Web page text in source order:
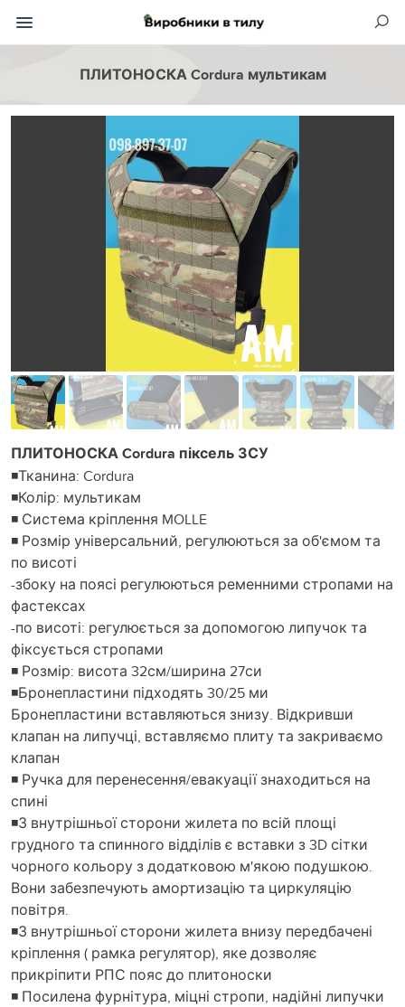
ПЛИТОНОСКА Cordura мультикам
ПЛИТОНОСКА Cordura піксель ЗСУ
◾Тканина: Cordura
◾Колір: мультикам
◾ Система кріплення MOLLE
◾ Розмір універсальний, регулюються за об'ємом та
по висоті
-збоку на поясі регулюються ременними стропами на
фастексах
-по висоті: регулюється за допомогою липучок та
фіксується стропами
◾ Розмір: висота 32см/ширина 27си
◾Бронепластини підходять 30/25 ми
Бронепластини вставляються знизу. Відкривши
клапан на липучці, вставляємо плиту та закриваємо
клапан
◾ Ручка для перенесення/евакуації знаходиться на
спині
◾З внутрішньої сторони жилета по всій площі
грудного та спинного відділів є вставки з 3D сітки
чорного кольору з додатковою м'якою подушкою.
Вони забезпечують амортизацію та циркуляцію
повітря.
◾З внутрішньої сторони жилета внизу передбачені
кріплення ( рамка регулятор), яке дозволяє
прикріпити РПС пояс до плитоноски
◾ Посилена фурнітура, міцні стропи, надійні липучки